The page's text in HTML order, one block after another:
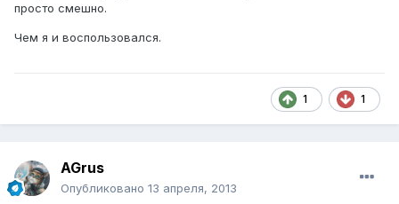
просто смешно.
Чем я и воспользовался.
1 1
AGrus
Опубликовано 13 апреля, 2013